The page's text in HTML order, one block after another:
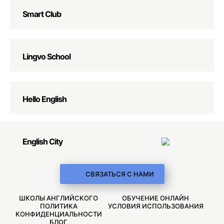
Smart Club
Lingvo School
Hello English
English City
СВЯЗАТЬСЯ С НАМИ
ШКОЛЫ АНГЛИЙСКОГО
ОБУЧЕНИЕ ОНЛАЙН
ПОЛИТИКА
КОНФИДЕНЦИАЛЬНОСТИ
УСЛОВИЯ ИСПОЛЬЗОВАНИЯ
БЛОГ